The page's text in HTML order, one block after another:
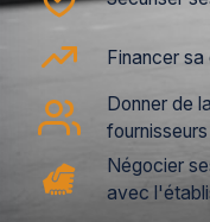
Financer
Donner de
fournisseurs
Négocier
avec